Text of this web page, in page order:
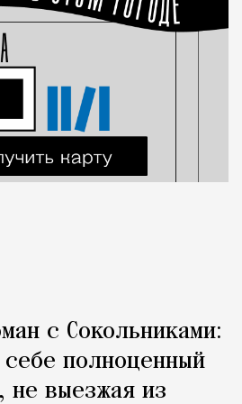
с Сокольниками:
полноценный
не выезжая из